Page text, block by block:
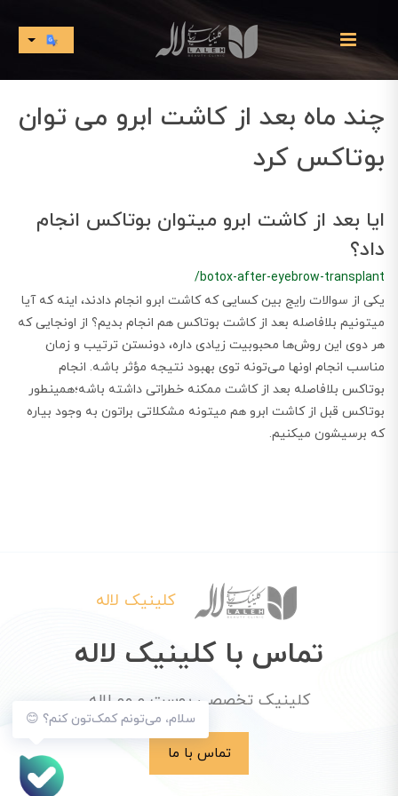
چند ماه بعد از کاشت ابرو می توان
بوتاکس کرد
ایا بعد از کاشت ابرو میتوان بوتاکس انجام
داد؟
/botox-after-eyebrow-transplant
یکی از سوالات رایج بین کسایی که کاشت ابرو انجام دادند، اینه که آیا
میتونیم بلافاصله بعد از کاشت بوتاکس هم انجام بدیم؟ از اونجایی که
هر دوی این روش‌ها محبوبیت زیادی داره، دونستن ترتیب و زمان
مناسب انجام اونها می‌تونه توی بهبود نتیجه مؤثر باشه. انجام
بوتاکس بلافاصله بعد از کاشت ممکنه خطراتی داشته باشه؛همینطور
بوتاکس قبل از کاشت ابرو هم میتونه مشکلاتی براتون به وجود بیاره
که برسیشون میکنیم.
سلام، می‌تونم کمک‌تون کنم؟ 😊
کلینیک لاله
تماس با کلینیک لاله
کلینیک تخصصی پوست و مو لاله
تماس با ما